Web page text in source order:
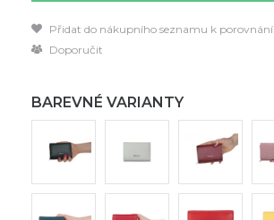
Přidat do nákupního seznamu k porovnání
Doporučit
BAREVNÉ VARIANTY